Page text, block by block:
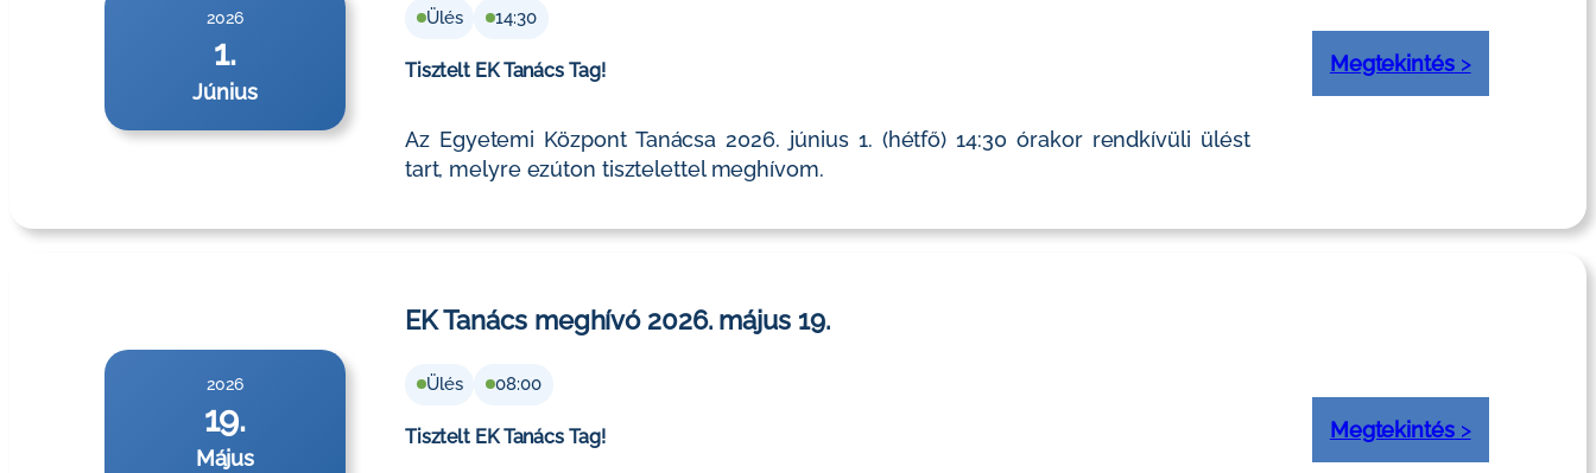
2026
1.
Június
Ülés 14:30
Tisztelt EK Tanács Tag!
Az Egyetemi Központ Tanácsa 2026. június 1. (hétfő) 14:30 órakor rendkívüli ülést
tart, melyre ezúton tisztelettel meghívom.
Megtekintés>
2026
19.
Május
EK Tanács meghívó 2026. május 19.
Ülés 08:00
Tisztelt EK Tanács Tag! Megtekintés>